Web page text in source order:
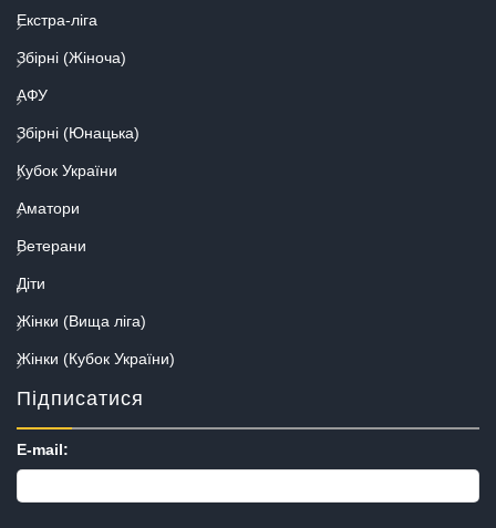
Екстра-ліга
Збірні (Жіноча)
АФУ
Збірні (Юнацька)
Кубок України
Аматори
Ветерани
Діти
Жінки (Вища ліга)
Жінки (Кубок України)
Підписатися
E-mail: